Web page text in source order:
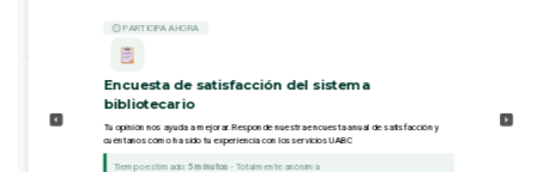
⏲ PARTICIPA AHORA
Encuesta de satisfacción del sistema
bibliotecario
Tu opinión nos ayuda a mejorar. Responde nuestra encuesta anual de satisfacción y
cuéntanos cómo ha sido tu experiencia con los servicios UABC
Tiempo estimado:5 minutos - Totalmente anónima